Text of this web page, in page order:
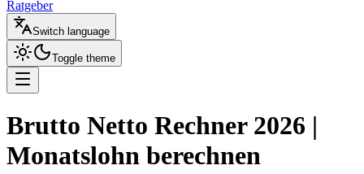
Ratgeber
Switch language
Toggle theme
Brutto Netto Rechner 2026 |
Monatslohn berechnen